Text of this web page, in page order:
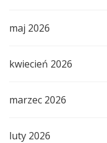
maj 2026
kwiecień 2026
marzec 2026
luty 2026